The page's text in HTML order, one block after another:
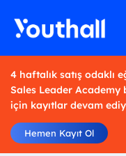
4 haftalık satış odaklı
Sales Leader Academy
için kayıtlar devam
Hemen Kayıt Ol